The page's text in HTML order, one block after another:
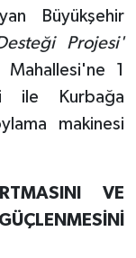
Büyükşehir
Projesi'
Mahallesi'ne 1
ile Kurbağa
makinesi
VE